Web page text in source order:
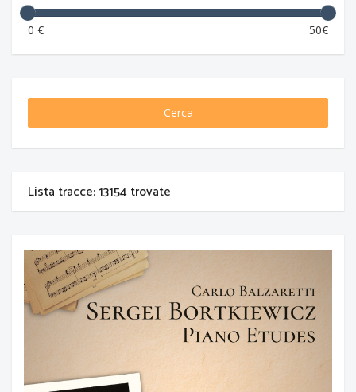
0 € 50€
Cerca
Lista tracce: 13154 trovate